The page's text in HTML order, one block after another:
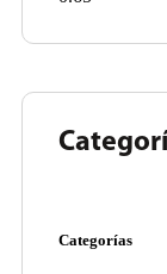
Categorías